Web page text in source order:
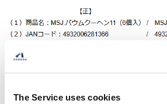
The Service uses cookies